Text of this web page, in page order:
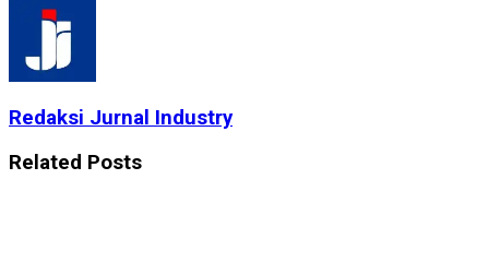
Redaksi Jurnal Industry
Related Posts